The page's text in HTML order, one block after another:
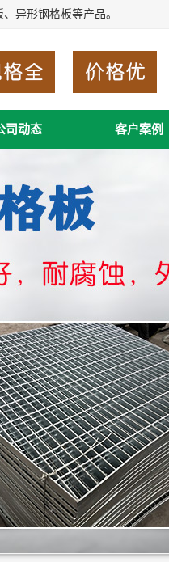
异形钢格板等产品。
司动态 客户案例